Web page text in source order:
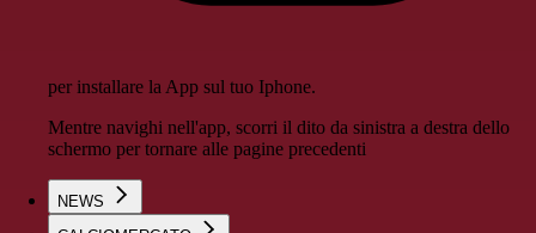
per installare la App sul tuo Iphone.
Mentre navighi nell'app, scorri il dito da sinistra a destra dello
schermo per tornare alle pagine precedenti
NEWS